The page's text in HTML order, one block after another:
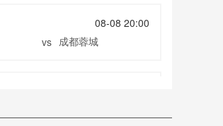
08-08 20:00
vs 成都蓉城